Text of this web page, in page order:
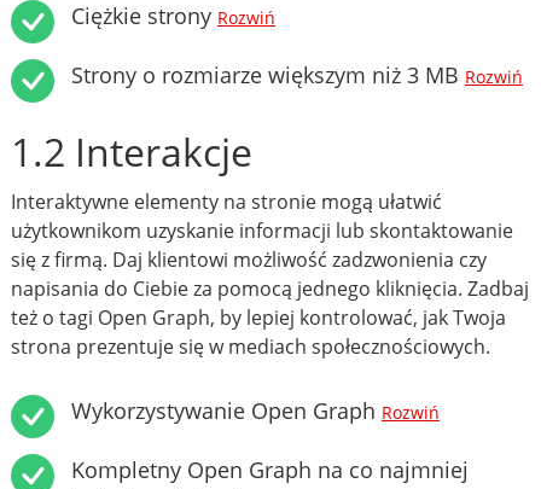
Ciężkie strony Rozwiń
Strony o rozmiarze większym niż 3 MB Rozwiń
1.2 Interakcje
Interaktywne elementy na stronie mogą ułatwić
użytkownikom uzyskanie informacji lub skontaktowanie
się z firmą. Daj klientowi możliwość zadzwonienia czy
napisania do Ciebie za pomocą jednego kliknięcia. Zadbaj
też o tagi Open Graph, by lepiej kontrolować, jak Twoja
strona prezentuje się w mediach społecznościowych.
Wykorzystywanie Open Graph Rozwiń
Kompletny Open Graph na co najmniej